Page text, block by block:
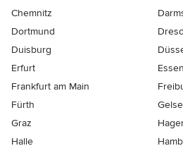
Chemnitz
Dortmund
Duisburg
Erfurt
Essen
Frankfurt am Main
Fürth
Graz
Halle